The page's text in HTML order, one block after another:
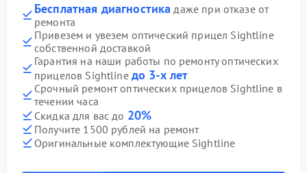
Бесплатная диагностика даже при отказе от
ремонта
Привезем и увезем оптический прицел Sightline
собственной доставкой
Гарантия на наши работы по ремонту оптических
прицелов Sightline до 3-х лет
Срочный ремонт оптических прицелов Sightline в
течении часа
Скидка для вас до 20%
Получите 1500 рублей на ремонт
Оригинальные комплектующие Sightline